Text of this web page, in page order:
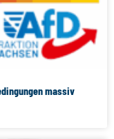
massiv